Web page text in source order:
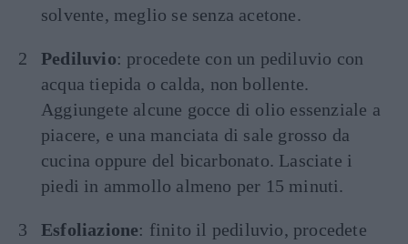
solvente, meglio se senza acetone.
Pediluvio: procedete con un pediluvio con
acqua tiepida o calda, non bollente.
Aggiungete alcune gocce di olio essenziale a
piacere, e una manciata di sale grosso da
cucina oppure del bicarbonato. Lasciate i
piedi in ammollo almeno per 15 minuti.
Esfoliazione: finito il pediluvio, procedete